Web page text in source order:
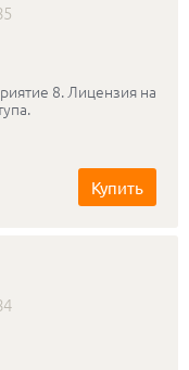
8. Лицензия на
Купить